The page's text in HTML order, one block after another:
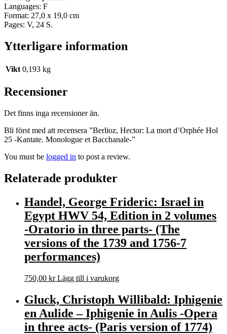
Languages: F
Format: 27,0 x 19,0 cm
Pages: V, 24 S.
Ytterligare information
Vikt 0,193 kg
Recensioner
Det finns inga recensioner än.
Bli först med att recensera ”Berlioz, Hector: La mort d’Orphée Hol
25 -Kantate. Monologue et Bacchanale-”
You must be logged in to post a review.
Relaterade produkter
Handel, George Frideric: Israel in
Egypt HWV 54, Edition in 2 volumes
-Oratorio in three parts- (The
versions of the 1739 and 1756-7
performances)
750,00 kr Lägg till i varukorg
Gluck, Christoph Willibald: Iphigenie
en Aulide – Iphigenie in Aulis -Opera
in three acts- (Paris version of 1774)